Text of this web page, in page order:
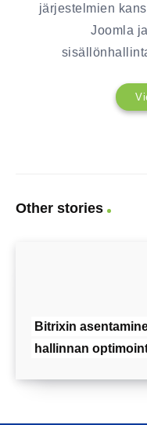
järjestelmien
Joomla
Other stories
Bitrixin
hallinnan